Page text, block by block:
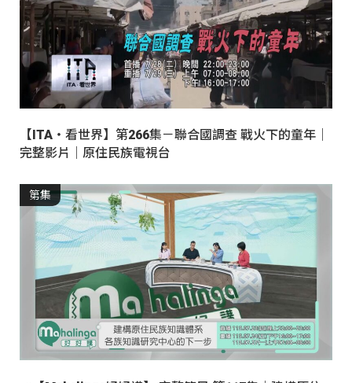
【ITA・看世界】第266集－聯合國調查 戰火下的童年｜
完整影片｜原住民族電視台
第集